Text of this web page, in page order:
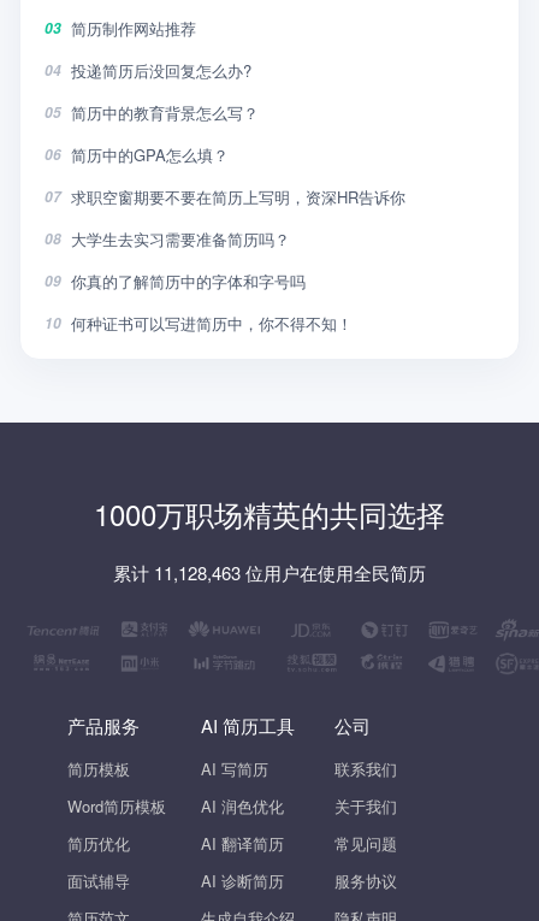
03 简历制作网站推荐
04 投递简历后没回复怎么办?
05 简历中的教育背景怎么写？
06 简历中的GPA怎么填？
07 求职空窗期要不要在简历上写明，资深HR告诉你
08 大学生去实习需要准备简历吗？
09 你真的了解简历中的字体和字号吗
10 何种证书可以写进简历中，你不得不知！
1000万职场精英的共同选择
累计 11,128,463 位用户在使用全民简历
产品服务
简历模板
Word简历模板
简历优化
面试辅导
AI 简历工具
AI 写简历
AI 润色优化
AI 翻译简历
AI 诊断简历
公司
联系我们
关于我们
常见问题
服务协议